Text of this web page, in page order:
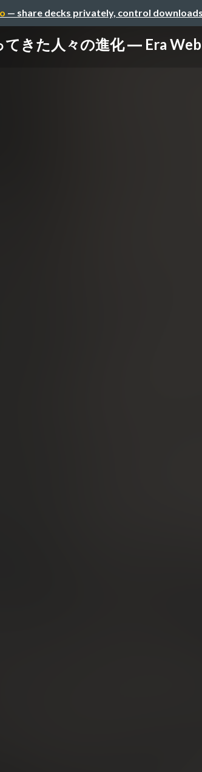
— share decks privately, control
きた人々の進化 ― Era